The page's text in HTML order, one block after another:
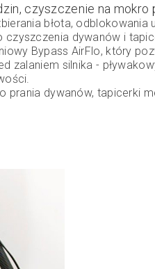
czyszczenie na mokro
błota, odblokowania
dywanów i
Bypass AirFlo, który
zalaniem silnika -
prania dywanów, tapicerki